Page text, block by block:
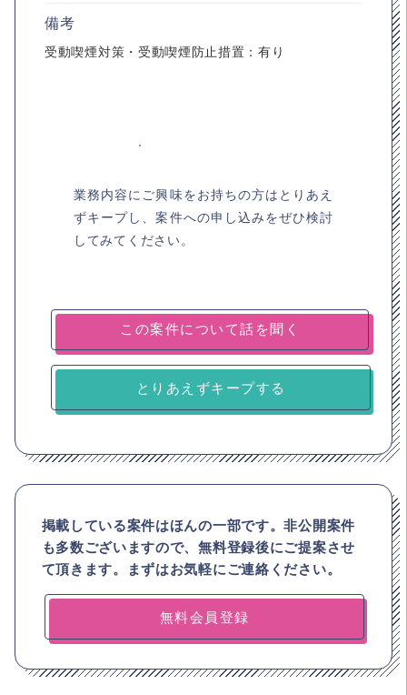
備考
受動喫煙対策・受動喫煙防止措置：有り
業務内容にご興味をお持ちの方はとりあえ
ずキープし、案件への申し込みをぜひ検討
してみてください。
とりあえずキープする
掲載している案件はほんの一部です。非公開案件
も多数ございますので、無料登録後にご提案させ
て頂きます。まずはお気軽にご連絡ください。
無料会員登録